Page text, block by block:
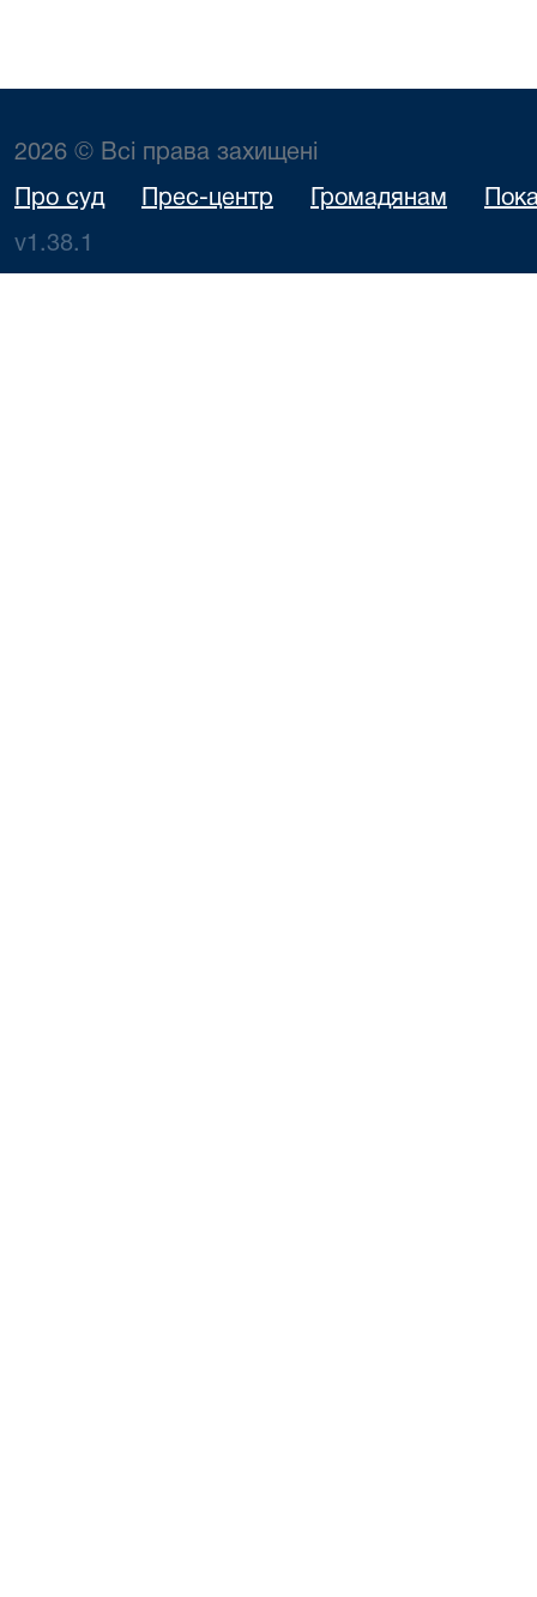
2026 © Всі права захищені
Про суд Прес-центр Громадянам
v1.38.1